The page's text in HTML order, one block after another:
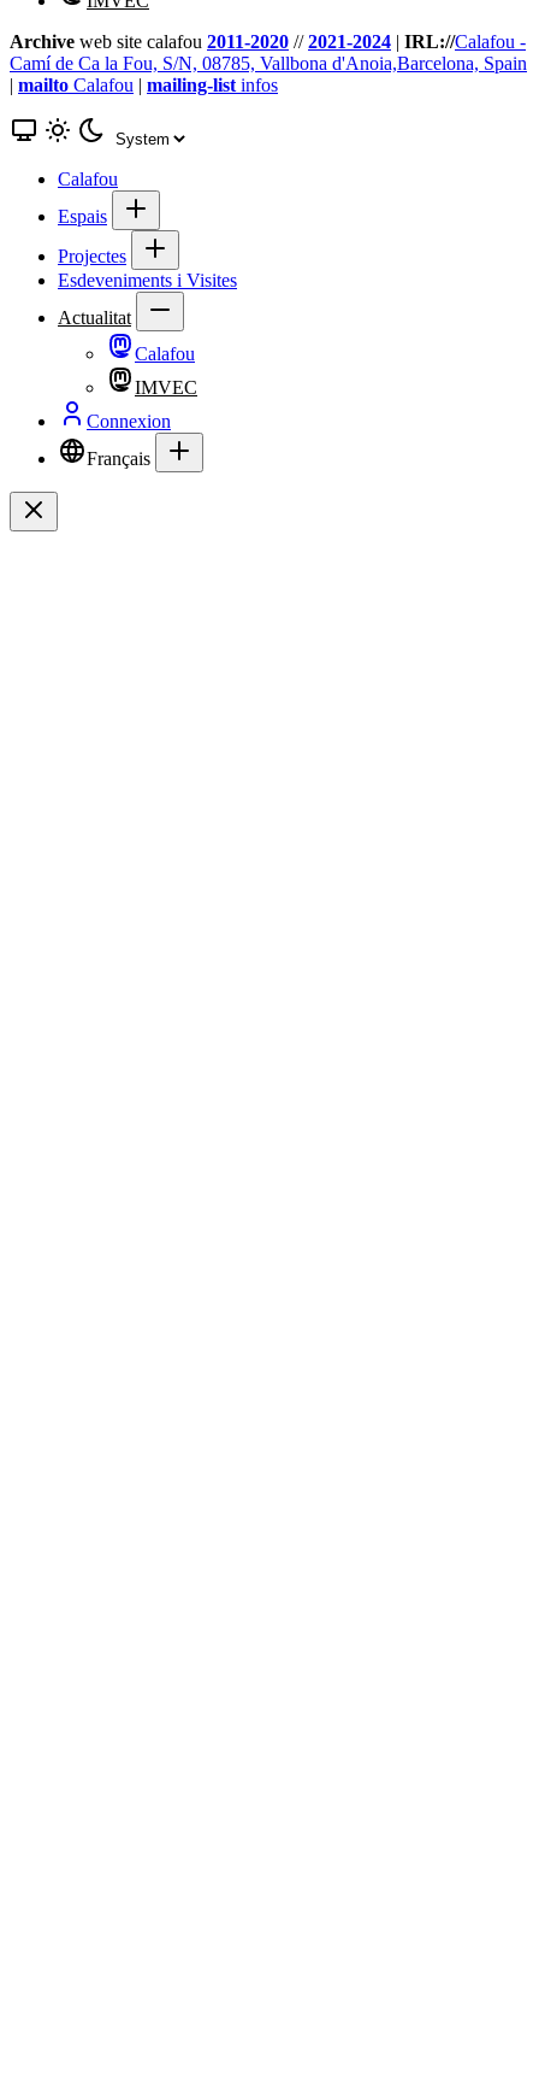
Archive web site calafou 2011-2020 //2021-2024 | IRL://Calafou -
Camí de Ca la Fou, S/N, 08785, Vallbona d'Anoia,Barcelona, Spain
| mailto Calafou | mailing-list infos
Calafou
Espais
Projectes
Esdeveniments i Visites
Actualitat
Calafou
IMVEC
Connexion
Français